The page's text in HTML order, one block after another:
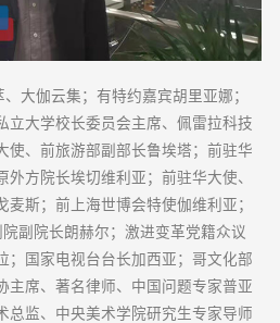
大伽云集；有特约嘉宾胡里亚娜；
立大学校长委员会主席、佩雷拉科技
使、前旅游部副部长鲁埃塔；前驻华
方院长埃切维利亚；前驻华大使、
斯；前上海世博会特使伽维利亚；
院副院长朗赫尔；激进变革党籍众议
；国家电视台台长加西亚；哥文化部
主席、著名律师、中国问题专家普亚
总监、中央美术学院研究生专家导师